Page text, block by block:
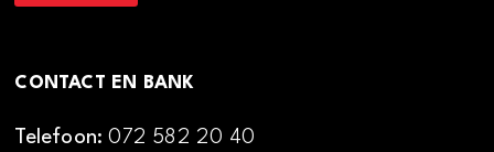
CONTACT EN BANK
Telefoon:072 582 20 40